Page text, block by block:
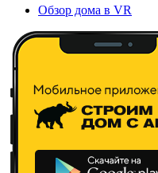
Обзор дома в VR